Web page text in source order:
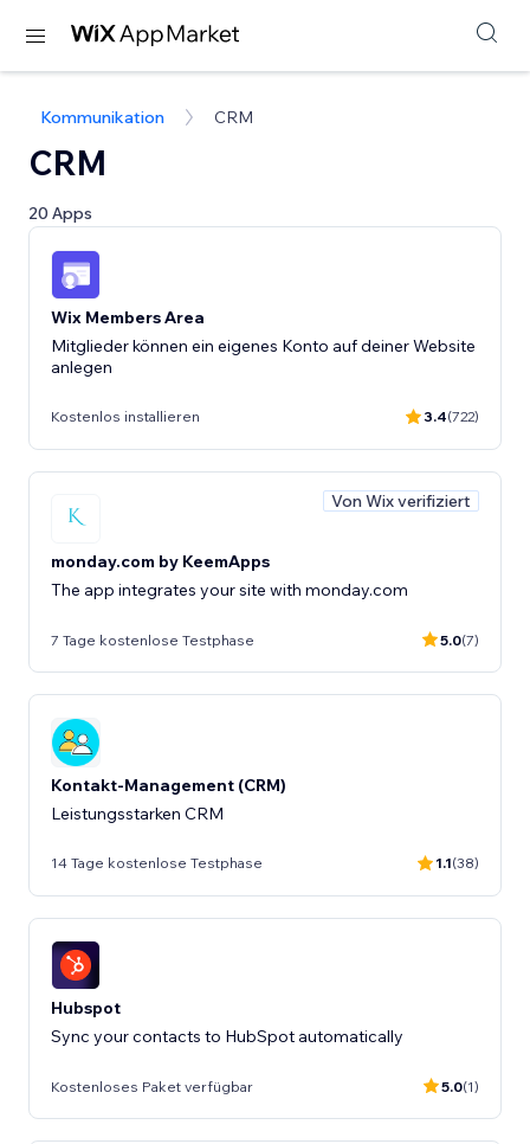
Kommunikation CRM
CRM
20 Apps
Wix Members Area
Mitglieder können ein eigenes Konto auf deiner Website
anlegen
Kostenlos installieren 3.4(722)
Von Wix verifiziert
monday.com by KeemApps
The app integrates your site with monday.com
7 Tage kostenlose Testphase 5.0(7)
Kontakt-Management (CRM)
Leistungsstarken CRM
14 Tage kostenlose Testphase 1.1(38)
Hubspot
Sync your contacts to HubSpot automatically
Kostenloses Paket verfügbar 5.0(1)